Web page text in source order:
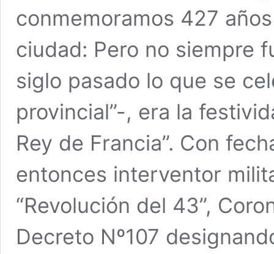
conmemoramos 427
ciudad: Pero no siempre
siglo pasado lo que se
provincial”-, era la
Rey de Francia”. Con
entonces interventor
“Revolución del 43”,
Decreto Nº107